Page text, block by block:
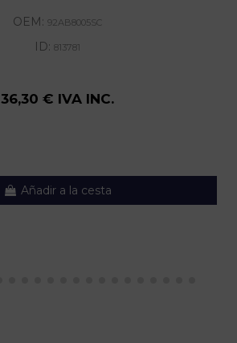
OEM: 92AB8005SC
ID: 813781
36,30 € IVA INC.
Añadir a la cesta